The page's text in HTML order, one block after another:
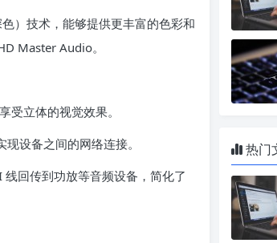
技术，能够提供更丰富的色彩和
Master Audio。
立体的视觉效果。
设备之间的网络连接。
回传到功放等音频设备，简化了
热门